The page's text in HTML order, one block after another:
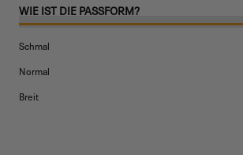
WIE IST DIE PASSFORM?
Schmal
Normal
Breit